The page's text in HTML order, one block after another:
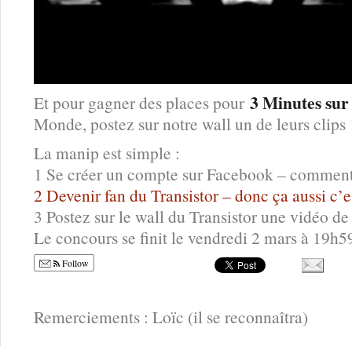
Et pour gagner des places pour 3 Minutes
Monde, postez sur notre wall un de leurs clips
La manip est simple :
1 Se créer un compte sur Facebook –
2 Devenir fan du Transistor – donc ça aussi
3 Postez sur le wall du Transistor une vidéo de
Le concours se finit le vendredi 2 mars à
Follow
Remerciements : Loïc (il se reconnaîtra)